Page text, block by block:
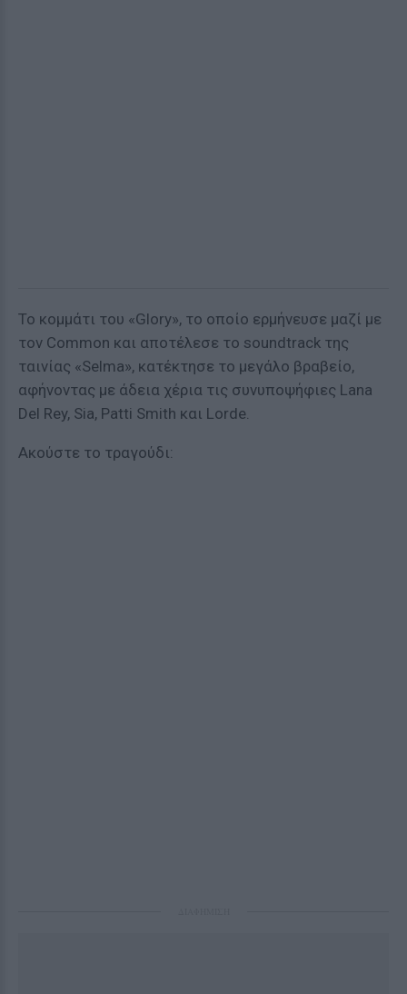
Το κομμάτι του «Glory», το οποίο ερμήνευσε μαζί με
τον Common και αποτέλεσε το soundtrack της
ταινίας «Selma», κατέκτησε το μεγάλο βραβείο,
αφήνοντας με άδεια χέρια τις συνυποψήφιες Lana
Del Rey, Sia, Patti Smith και Lorde.
Ακούστε το τραγούδι: